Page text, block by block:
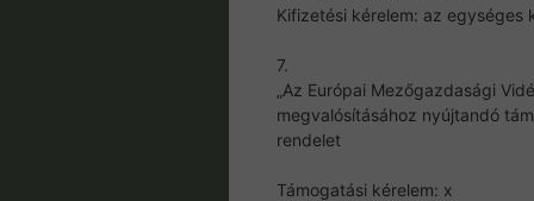
Kifizetési kérelem: az egységes
7.
„Az Európai Mezőgazdasági
megvalósításához nyújtandó
rendelet
Támogatási kérelem: x